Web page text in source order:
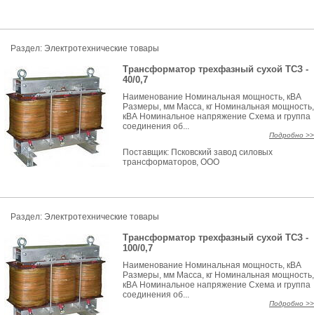
Раздел: Электротехнические товары
Трансформатор трехфазный сухой ТСЗ -
40/0,7
Наименование Номинальная мощность, кВА
Размеры, мм Масса, кг Номинальная мощность,
кВА Номинальное напряжение Схема и группа
соединения об...
Подробно >>
Поставщик: Псковский завод силовых
трансформаторов, ООО
Раздел: Электротехнические товары
Трансформатор трехфазный сухой ТСЗ -
100/0,7
Наименование Номинальная мощность, кВА
Размеры, мм Масса, кг Номинальная мощность,
кВА Номинальное напряжение Схема и группа
соединения об...
Подробно >>